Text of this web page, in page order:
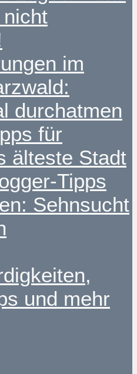
im
durchatmen
für
älteste Stadt
Tipps
Sehnsucht
und mehr